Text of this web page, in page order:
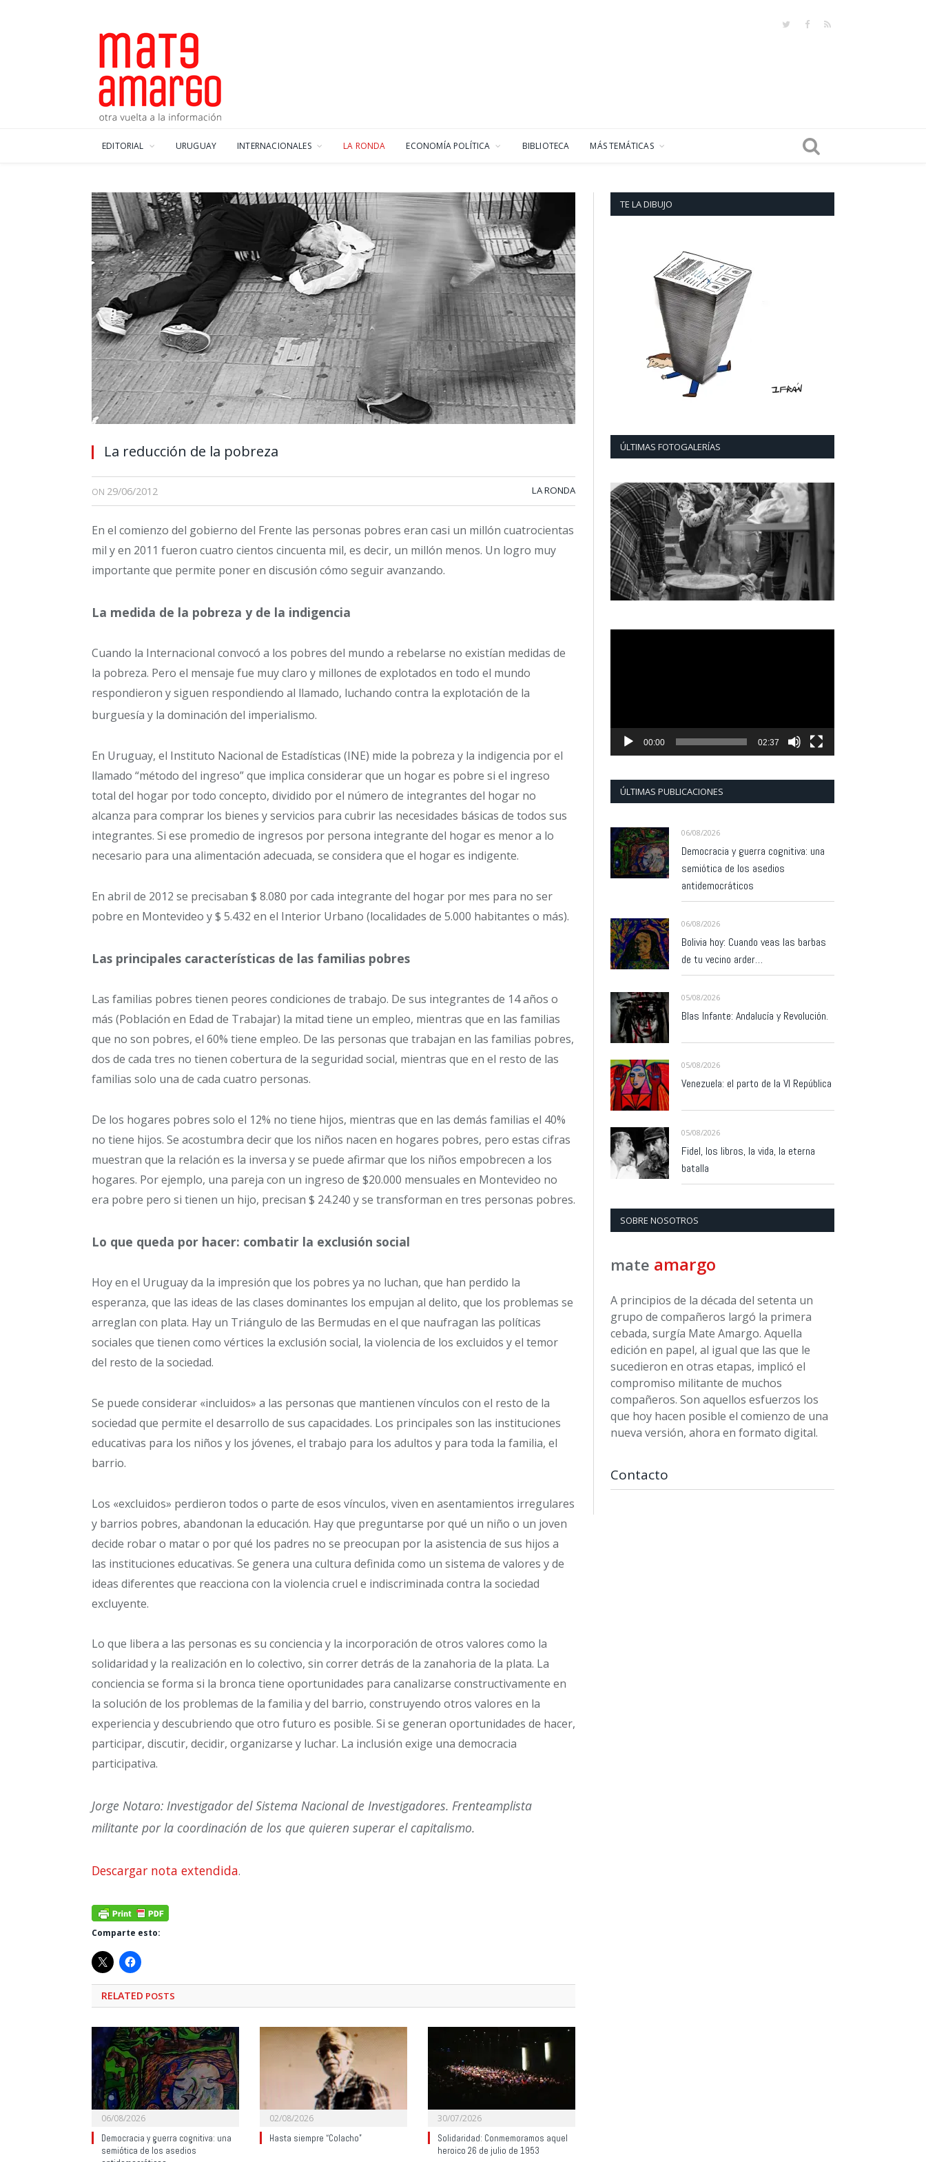
TwitterFacebook
RSS
EDITORIAL URUGUAY INTERNACIONALES LA RONDA ECONOMÍA POLÍTICA BIBLIOTECA MÁS TEMÁTICAS
La reducción de la pobreza
ON 29/06/2012 LA RONDA
En el comienzo del gobierno del Frente las personas pobres eran casi un millón cuatrocientas
mil y en 2011 fueron cuatro cientos cincuenta mil, es decir, un millón menos. Un logro muy
importante que permite poner en discusión cómo seguir avanzando.
La medida de la pobreza y de la indigencia
Cuando la Internacional convocó a los pobres del mundo a rebelarse no existían medidas de
la pobreza. Pero el mensaje fue muy claro y millones de explotados en todo el mundo
respondieron y siguen respondiendo al llamado, luchando contra la explotación de la
burguesía y la dominación del imperialismo.
En Uruguay, el Instituto Nacional de Estadísticas (INE) mide la pobreza y la indigencia por el
llamado “método del ingreso” que implica considerar que un hogar es pobre si el ingreso
total del hogar por todo concepto, dividido por el número de integrantes del hogar no
alcanza para comprar los bienes y servicios para cubrir las necesidades básicas de todos sus
integrantes. Si ese promedio de ingresos por persona integrante del hogar es menor a lo
necesario para una alimentación adecuada, se considera que el hogar es indigente.
En abril de 2012 se precisaban $ 8.080 por cada integrante del hogar por mes para no ser
pobre en Montevideo y $ 5.432 en el Interior Urbano (localidades de 5.000 habitantes o más).
Las principales características de las familias pobres
Las familias pobres tienen peores condiciones de trabajo. De sus integrantes de 14 años o
más (Población en Edad de Trabajar) la mitad tiene un empleo, mientras que en las familias
que no son pobres, el 60% tiene empleo. De las personas que trabajan en las familias pobres,
dos de cada tres no tienen cobertura de la seguridad social, mientras que en el resto de las
familias solo una de cada cuatro personas.
De los hogares pobres solo el 12% no tiene hijos, mientras que en las demás familias el 40%
no tiene hijos. Se acostumbra decir que los niños nacen en hogares pobres, pero estas cifras
muestran que la relación es la inversa y se puede afirmar que los niños empobrecen a los
hogares. Por ejemplo, una pareja con un ingreso de $20.000 mensuales en Montevideo no
era pobre pero si tienen un hijo, precisan $ 24.240 y se transforman en tres personas pobres.
Lo que queda por hacer: combatir la exclusión social
Hoy en el Uruguay da la impresión que los pobres ya no luchan, que han perdido la
esperanza, que las ideas de las clases dominantes los empujan al delito, que los problemas se
arreglan con plata. Hay un Triángulo de las Bermudas en el que naufragan las políticas
sociales que tienen como vértices la exclusión social, la violencia de los excluidos y el temor
del resto de la sociedad.
Se puede considerar «incluidos» a las personas que mantienen vínculos con el resto de la
sociedad que permite el desarrollo de sus capacidades. Los principales son las instituciones
educativas para los niños y los jóvenes, el trabajo para los adultos y para toda la familia, el
barrio.
Los «excluidos» perdieron todos o parte de esos vínculos, viven en asentamientos irregulares
y barrios pobres, abandonan la educación. Hay que preguntarse por qué un niño o un joven
decide robar o matar o por qué los padres no se preocupan por la asistencia de sus hijos a
las instituciones educativas. Se genera una cultura definida como un sistema de valores y de
ideas diferentes que reacciona con la violencia cruel e indiscriminada contra la sociedad
excluyente.
Lo que libera a las personas es su conciencia y la incorporación de otros valores como la
solidaridad y la realización en lo colectivo, sin correr detrás de la zanahoria de la plata. La
conciencia se forma si la bronca tiene oportunidades para canalizarse constructivamente en
la solución de los problemas de la familia y del barrio, construyendo otros valores en la
experiencia y descubriendo que otro futuro es posible. Si se generan oportunidades de hacer,
participar, discutir, decidir, organizarse y luchar. La inclusión exige una democracia
participativa.
Jorge Notaro: Investigador del Sistema Nacional de Investigadores. Frenteamplista
militante por la coordinación de los que quieren superar el capitalismo.
Descargar nota extendida.
Comparte esto:
RELATED POSTS
06/08/2026
Democracia y guerra cognitiva: una
semiótica de los asedios
02/08/2026
Hasta siempre “Colacho”
30/07/2026
Solidaridad: Conmemoramos aquel
heroico 26 de julio de 1953
TE LA DIBUJO
ÚLTIMAS FOTOGALERÍAS
00:00 02:37
ÚLTIMAS PUBLICACIONES
06/08/2026
Democracia y guerra cognitiva: una
semiótica de los asedios
antidemocráticos
06/08/2026
Bolivia hoy: Cuando veas las barbas
de tu vecino arder…
05/08/2026
Blas Infante: Andalucía y Revolución.
05/08/2026
Venezuela: el parto de la VI República
05/08/2026
Fidel, los libros, la vida, la eterna
batalla
SOBRE NOSOTROS
mate amargo
A principios de la década del setenta un
grupo de compañeros largó la primera
cebada, surgía Mate Amargo. Aquella
edición en papel, al igual que las que le
sucedieron en otras etapas, implicó el
compromiso militante de muchos
compañeros. Son aquellos esfuerzos los
que hoy hacen posible el comienzo de una
nueva versión, ahora en formato digital.
Contacto